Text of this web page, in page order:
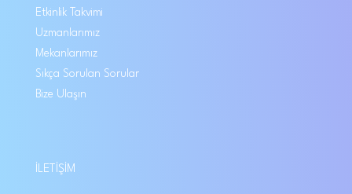
Etkinlik Takvimi
Uzmanlarımız
Mekanlarımız
Sıkça Sorulan Sorular
Bize Ulaşın
İLETIŞIM